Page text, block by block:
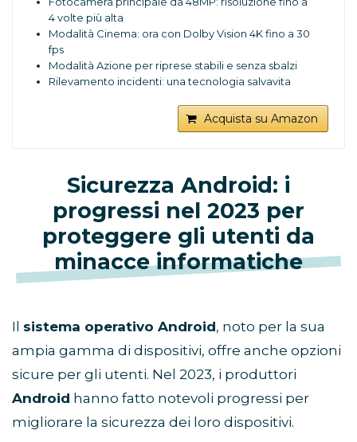
4 volte più alta
Modalità Cinema: ora con Dolby Vision 4K fino a 30
fps
Modalità Azione per riprese stabili e senza sbalzi
Rilevamento incidenti: una tecnologia salvavita
Una batteria che dura tutto il giorno e ti dà fino a 23
ore di riproduzione video
Ceramic Shield e resistenza all’acqua per una
robustezza all’avanguardia nel settore
iOS 16 ti dà ancora più modi per comunicare e
condividere, e per rendere il tuo iPhone ancora più
tuo
Acquista su Amazon
Sicurezza Android: i
progressi nel 2023 per
proteggere gli utenti da
minacce informatiche
Il sistema operativo Android, noto per la sua
ampia gamma di dispositivi, offre anche opzioni
sicure per gli utenti. Nel 2023, i produttori
Android hanno fatto notevoli progressi per
migliorare la sicurezza dei loro dispositivi.